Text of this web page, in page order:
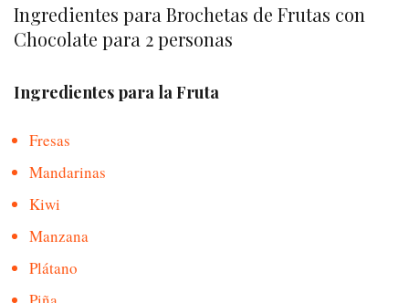
Ingredientes para Brochetas de Frutas con
Chocolate para 2 personas
Ingredientes para la Fruta
Fresas
Mandarinas
Kiwi
Manzana
Plátano